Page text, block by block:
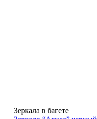
Зеркала в багете